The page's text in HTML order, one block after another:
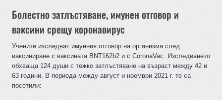
Болестно затлъстяване, имунен отговор и
ваксини срещу коронавирус
Учените изследват имунния отговор на организма след
ваксиниране с ваксината BNT162b2 и с CoronaVac. Изследването
обхваща 124 души с тежко затлъстяване на възраст между 42 и
63 години. В периода между август и ноември 2021 г. те са
посетили: